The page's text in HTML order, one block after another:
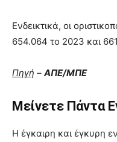
Ενδεικτικά, οι
654.064 το 2023 και
Πηγή – ΑΠΕ/ΜΠΕ
Μείνετε Πάντα
Η έγκαιρη και έγκυρη